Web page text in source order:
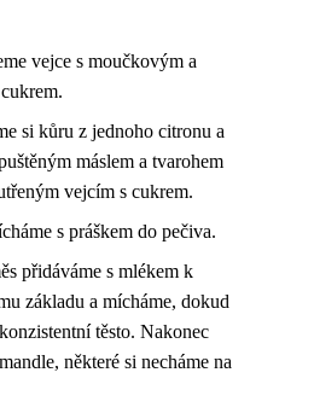
vejce s moučkovým a
si kůru z jednoho citronu a
máslem a tvarohem
vejcím s cukrem.
s práškem do pečiva.
přidáváme s mlékem k
základu a mícháme, dokud
těsto. Nakonec
některé si necháme na